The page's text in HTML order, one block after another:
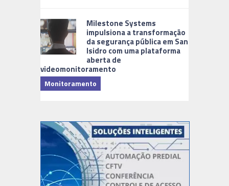
Milestone Systems
impulsiona a transformação
da segurança pública em San
Isidro com uma plataforma
aberta de
videomonitoramento
Monitoramento